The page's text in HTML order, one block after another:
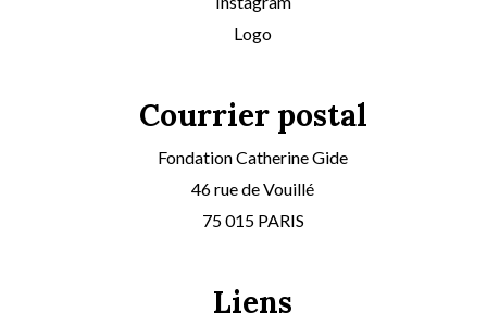
Logo
Courrier postal
Fondation Catherine Gide
46 rue de Vouillé
75 015 PARIS
Liens